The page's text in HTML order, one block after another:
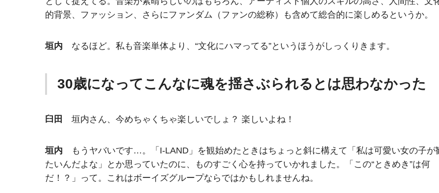
的背景、ファッション、さらにファンダム（ファンの総称）も含めて総合的に楽しめるというか。
垣内 なるほど。私も音楽単体より、“文化にハマってる”というほうがしっくりきます。
30歳になってこんなに魂を揺さぶられるとは思わなかった
臼田 垣内さん、今めちゃくちゃ楽しいでしょ？ 楽しいよね！
垣内 もうヤバいです…。「I-LAND」を観始めたときはちょっと斜に構えて「私は可愛い女の子が
たいんだよな」とか思っていたのに、ものすごく心を持っていかれました。「この“ときめき”は何
だ！？」って。これはボーイズグループならではかもしれませんね。